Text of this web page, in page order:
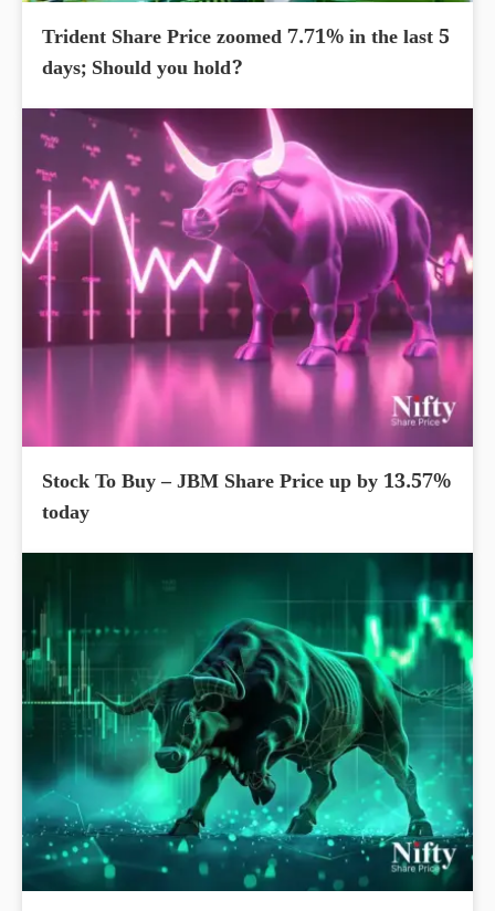
Trident Share Price zoomed 7.71% in the last 5
days; Should you hold?
Stock To Buy – JBM Share Price up by 13.57%
today